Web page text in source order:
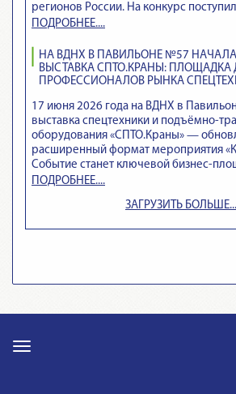
регионов России. На конкурс
ПОДРОБНЕЕ....
НА ВДНХ В ПАВИЛЬОНЕ №57
ВЫСТАВКА СПТО.КРАНЫ: ПЛОЩАДКА
ПРОФЕССИОНАЛОВ РЫНКА
17 июня 2026 года на ВДНХ в
выставка спецтехники и
оборудования «СПТО.Краны» —
расширенный формат мероприятия
Событие станет ключевой
ПОДРОБНЕЕ....
ЗАГРУЗИТЬ БОЛЬШЕ...